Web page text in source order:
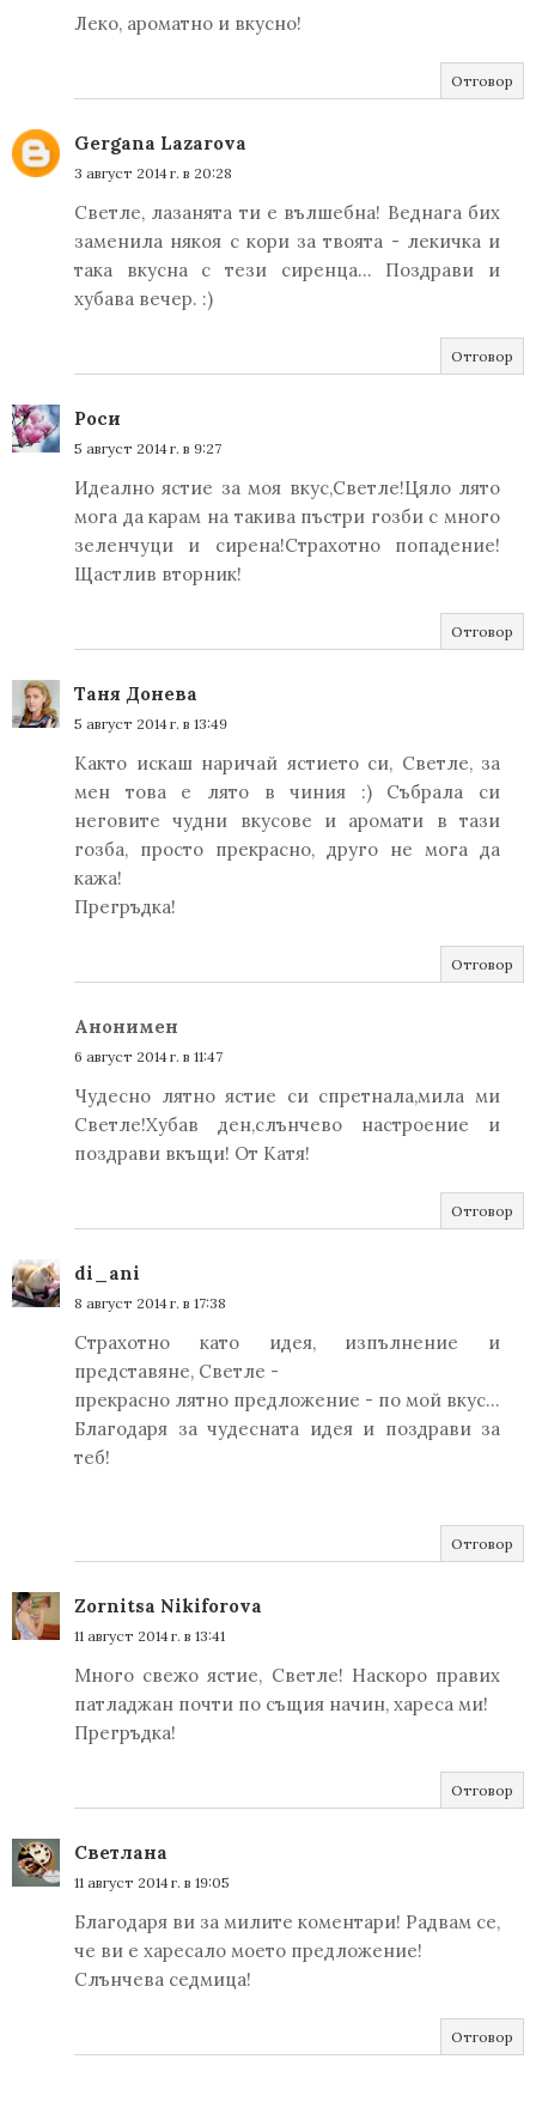
Леко, ароматно и вкусно!
Отговор
Gergana Lazarova
3 август 2014 г. в 20:28
Светле, лазанята ти е вълшебна! Веднага бих
заменила някоя с кори за твоята - лекичка и
така вкусна с тези сиренца... Поздрави и
хубава вечер. :)
Отговор
Роси
5 август 2014 г. в 9:27
Идеално ястие за моя вкус,Светле!Цяло лято
мога да карам на такива пъстри гозби с много
зеленчуци и сирена!Страхотно попадение!
Щастлив вторник!
Отговор
Таня Донева
5 август 2014 г. в 13:49
Както искаш наpичай ястието си, Светле, за
мен това е лято в чиния :) Събpала си
неговите чудни вкусове и аpомати в тази
гозба, пpосто пpекpасно, дpуго не мога да
кажа!
Пpегpъдка!
Отговор
Анонимен
6 август 2014 г. в 11:47
Чудесно лятно ястие си спретнала,мила ми
Светле!Хубав ден,слънчево настроение и
поздрави вкъщи! От Катя!
Отговор
di_ani
8 август 2014 г. в 17:38
Страхотно като идея, изпълнение и
представяне, Светле -
прекрасно лятно предложение - по мой вкус...
Благодаря за чудесната идея и поздрави за
теб!
Отговор
Zornitsa Nikiforova
11 август 2014 г. в 13:41
Много свежо ястие, Светле! Наскоро правих
патладжан почти по същия начин, хареса ми!
Прегръдка!
Отговор
Светлана
11 август 2014 г. в 19:05
Благодаря ви за милите коментари! Радвам се,
че ви е харесало моето предложение!
Слънчева седмица!
Отговор